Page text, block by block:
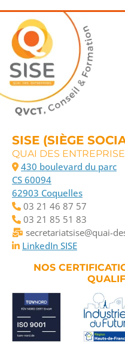
SISE (SIÈGE
QUAI DES
430 boulevard du parc
CS 60094
62903 Coquelles
03 21 46 87 57
03 21 85 51 83
secretariatsise@quai-
LinkedIn SISE
NOS